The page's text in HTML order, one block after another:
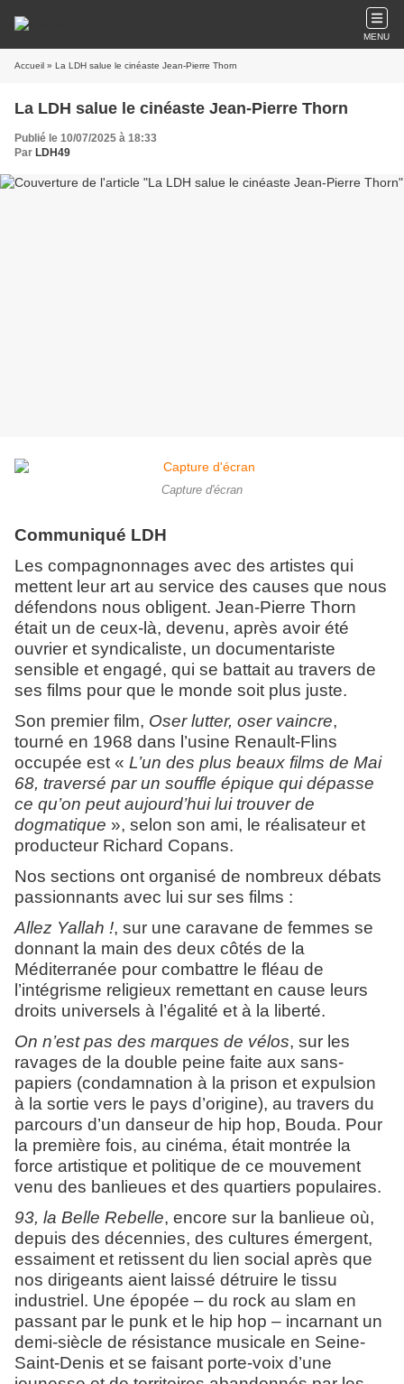
MENU
Accueil » La LDH salue le cinéaste Jean-Pierre Thorn
La LDH salue le cinéaste Jean-Pierre Thorn
Publié le 10/07/2025 à 18:33
Par LDH49
Capture d'écran
Communiqué LDH
Les compagnonnages avec des artistes qui
mettent leur art au service des causes que nous
défendons nous obligent. Jean-Pierre Thorn
était un de ceux-là, devenu, après avoir été
ouvrier et syndicaliste, un documentariste
sensible et engagé, qui se battait au travers de
ses films pour que le monde soit plus juste.
Son premier film, Oser lutter, oser vaincre,
tourné en 1968 dans l’usine Renault-Flins
occupée est « L’un des plus beaux films de Mai
68, traversé par un souffle épique qui dépasse
ce qu’on peut aujourd’hui lui trouver de
dogmatique », selon son ami, le réalisateur et
producteur Richard Copans.
Nos sections ont organisé de nombreux débats
passionnants avec lui sur ses films :
Allez Yallah !, sur une caravane de femmes se
donnant la main des deux côtés de la
Méditerranée pour combattre le fléau de
l’intégrisme religieux remettant en cause leurs
droits universels à l’égalité et à la liberté.
On n’est pas des marques de vélos, sur les
ravages de la double peine faite aux sans-
papiers (condamnation à la prison et expulsion
à la sortie vers le pays d’origine), au travers du
parcours d’un danseur de hip hop, Bouda. Pour
la première fois, au cinéma, était montrée la
force artistique et politique de ce mouvement
venu des banlieues et des quartiers populaires.
93, la Belle Rebelle, encore sur la banlieue où,
depuis des décennies, des cultures émergent,
essaiment et retissent du lien social après que
nos dirigeants aient laissé détruire le tissu
industriel. Une épopée – du rock au slam en
passant par le punk et le hip hop – incarnant un
demi-siècle de résistance musicale en Seine-
Saint-Denis et se faisant porte-voix d’une